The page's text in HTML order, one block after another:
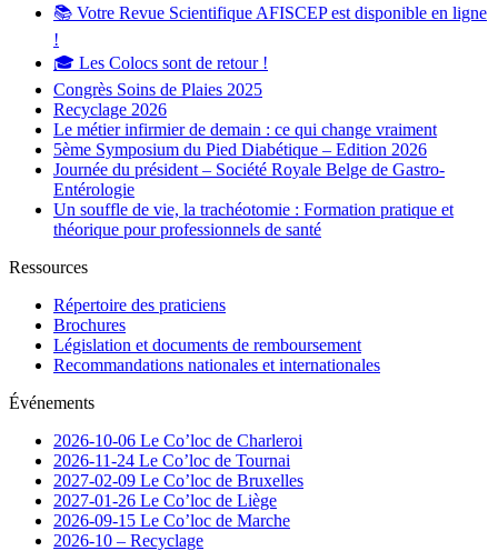
📚 Votre Revue Scientifique AFISCEP est disponible en ligne
!
🎓 Les Colocs sont de retour !
Congrès Soins de Plaies 2025
Recyclage 2026
Le métier infirmier de demain : ce qui change vraiment
5ème Symposium du Pied Diabétique – Edition 2026
Journée du président – Société Royale Belge de Gastro-
Entérologie
Un souffle de vie, la trachéotomie : Formation pratique et
théorique pour professionnels de santé
Ressources
Répertoire des praticiens
Brochures
Législation et documents de remboursement
Recommandations nationales et internationales
Événements
2026-10-06 Le Co’loc de Charleroi
2026-11-24 Le Co’loc de Tournai
2027-02-09 Le Co’loc de Bruxelles
2027-01-26 Le Co’loc de Liège
2026-09-15 Le Co’loc de Marche
2026-10 – Recyclage